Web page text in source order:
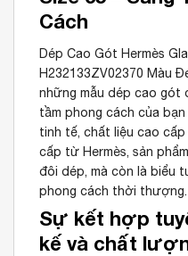
Cách
Dép Cao Gót Hermès
H232133ZV02370 Màu
những mẫu dép cao gót
tầm phong cách của
tinh tế, chất liệu cao cấp
cấp từ Hermès, sản
đôi dép, mà còn là biểu
phong cách thời thượng.
Sự kết hợp
kế và chất